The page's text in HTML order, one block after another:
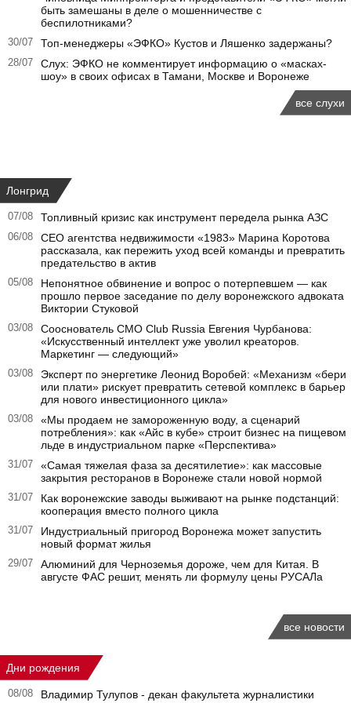
быть замешаны в деле о мошенничестве с
беспилотниками?
30/07 Топ-менеджеры «ЭФКО» Кустов и Ляшенко задержаны?
28/07
Слух: ЭФКО не комментирует информацию о «масках-
шоу» в своих офисах в Тамани, Москве и Воронеже
все слухи
Лонгрид
07/08 Топливный кризис как инструмент передела рынка АЗС
06/08
CEO агентства недвижимости «1983» Марина Коротова
рассказала, как пережить уход всей команды и превратить
предательство в актив
05/08
Непонятное обвинение и вопрос о потерпевшем — как
прошло первое заседание по делу воронежского адвоката
Виктории Стуковой
03/08
Сооснователь CMO Club Russia Евгения Чурбанова:
«Искусственный интеллект уже уволил креаторов.
Маркетинг — следующий»
03/08
Эксперт по энергетике Леонид Воробей: «Механизм «бери
или плати» рискует превратить сетевой комплекс в барьер
для нового инвестиционного цикла»
03/08
«Мы продаем не замороженную воду, а сценарий
потребления»: как «Айс в кубе» строит бизнес на пищевом
льде в индустриальном парке «Перспектива»
31/07
«Самая тяжелая фаза за десятилетие»: как массовые
закрытия ресторанов в Воронеже стали новой нормой
31/07
Как воронежские заводы выживают на рынке подстанций:
кооперация вместо полного цикла
31/07
Индустриальный пригород Воронежа может запустить
новый формат жилья
29/07
Алюминий для Черноземья дороже, чем для Китая. В
августе ФАС решит, менять ли формулу цены РУСАЛа
все новости
Дни рождения
08/08
Владимир Тулупов - декан факультета журналистики